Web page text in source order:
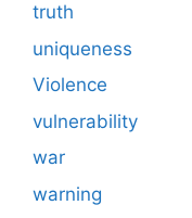
truth
uniqueness
Violence
vulnerability
war
warning